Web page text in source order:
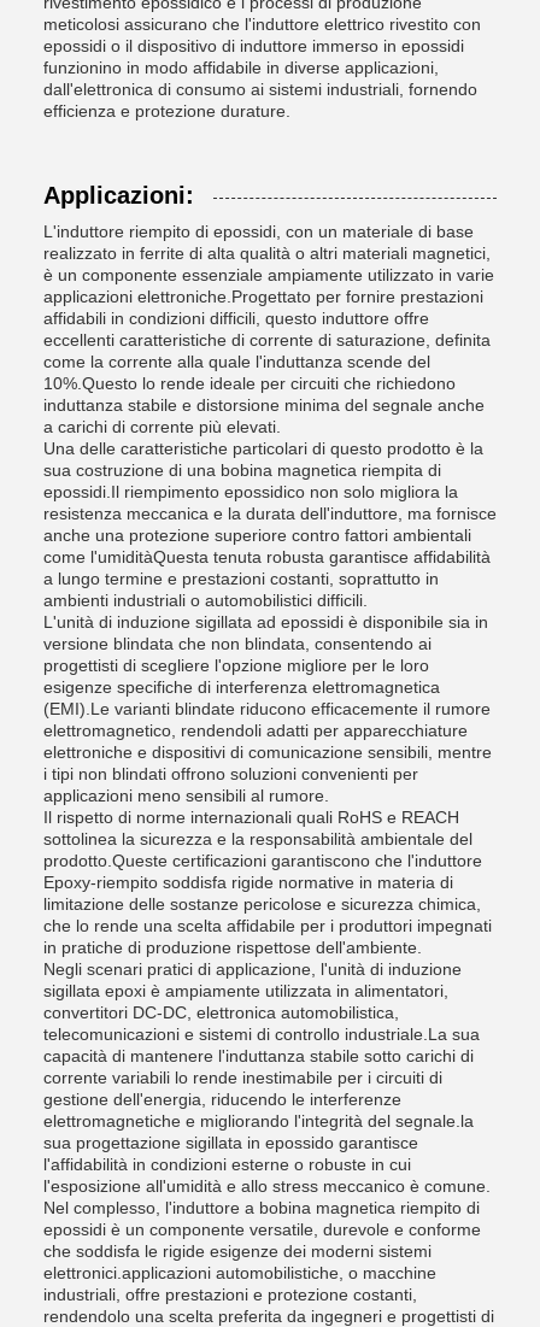
meticolosi assicurano che l'induttore elettrico rivestito con
epossidi o il dispositivo di induttore immerso in epossidi
funzionino in modo affidabile in diverse applicazioni,
dall'elettronica di consumo ai sistemi industriali, fornendo
efficienza e protezione durature.
Applicazioni:
L'induttore riempito di epossidi, con un materiale di base
realizzato in ferrite di alta qualità o altri materiali magnetici,
è un componente essenziale ampiamente utilizzato in varie
applicazioni elettroniche.Progettato per fornire prestazioni
affidabili in condizioni difficili, questo induttore offre
eccellenti caratteristiche di corrente di saturazione, definita
come la corrente alla quale l'induttanza scende del
10%.Questo lo rende ideale per circuiti che richiedono
induttanza stabile e distorsione minima del segnale anche
a carichi di corrente più elevati.
Una delle caratteristiche particolari di questo prodotto è la
sua costruzione di una bobina magnetica riempita di
epossidi.Il riempimento epossidico non solo migliora la
resistenza meccanica e la durata dell'induttore, ma fornisce
anche una protezione superiore contro fattori ambientali
come l'umiditàQuesta tenuta robusta garantisce affidabilità
a lungo termine e prestazioni costanti, soprattutto in
ambienti industriali o automobilistici difficili.
L'unità di induzione sigillata ad epossidi è disponibile sia in
versione blindata che non blindata, consentendo ai
progettisti di scegliere l'opzione migliore per le loro
esigenze specifiche di interferenza elettromagnetica
(EMI).Le varianti blindate riducono efficacemente il rumore
elettromagnetico, rendendoli adatti per apparecchiature
elettroniche e dispositivi di comunicazione sensibili, mentre
i tipi non blindati offrono soluzioni convenienti per
applicazioni meno sensibili al rumore.
Il rispetto di norme internazionali quali RoHS e REACH
sottolinea la sicurezza e la responsabilità ambientale del
prodotto.Queste certificazioni garantiscono che l'induttore
Epoxy-riempito soddisfa rigide normative in materia di
limitazione delle sostanze pericolose e sicurezza chimica,
che lo rende una scelta affidabile per i produttori impegnati
in pratiche di produzione rispettose dell'ambiente.
Negli scenari pratici di applicazione, l'unità di induzione
sigillata epoxi è ampiamente utilizzata in alimentatori,
convertitori DC-DC, elettronica automobilistica,
telecomunicazioni e sistemi di controllo industriale.La sua
capacità di mantenere l'induttanza stabile sotto carichi di
corrente variabili lo rende inestimabile per i circuiti di
gestione dell'energia, riducendo le interferenze
elettromagnetiche e migliorando l'integrità del segnale.la
sua progettazione sigillata in epossido garantisce
l'affidabilità in condizioni esterne o robuste in cui
l'esposizione all'umidità e allo stress meccanico è comune.
Nel complesso, l'induttore a bobina magnetica riempito di
epossidi è un componente versatile, durevole e conforme
che soddisfa le rigide esigenze dei moderni sistemi
elettronici.applicazioni automobilistiche, o macchine
industriali, offre prestazioni e protezione costanti,
rendendolo una scelta preferita da ingegneri e progettisti di